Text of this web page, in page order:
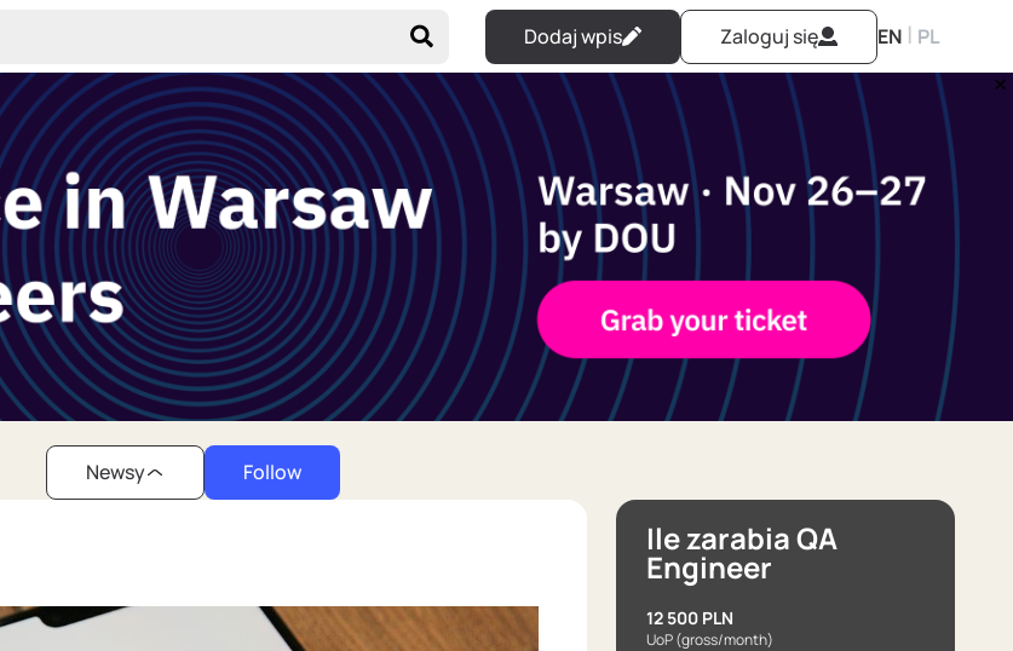
Dodaj wpis Zaloguj się EN | PL
Newsy Follow
Ile zarabia QA
Engineer
12 500 PLN
UoP(gross/month)